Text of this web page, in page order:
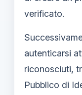
verificato.
autenticarsi
riconosciuti,
Pubblico di